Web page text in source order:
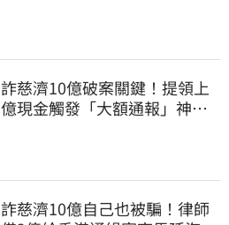
詐慈濟10億破案關鍵！提領上
億現金觸發「大額通報」神鬼
詐慈濟10億自己也被騙！律師